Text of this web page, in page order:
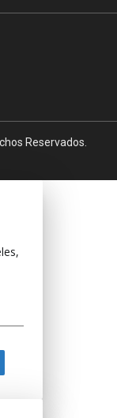
Reservados.